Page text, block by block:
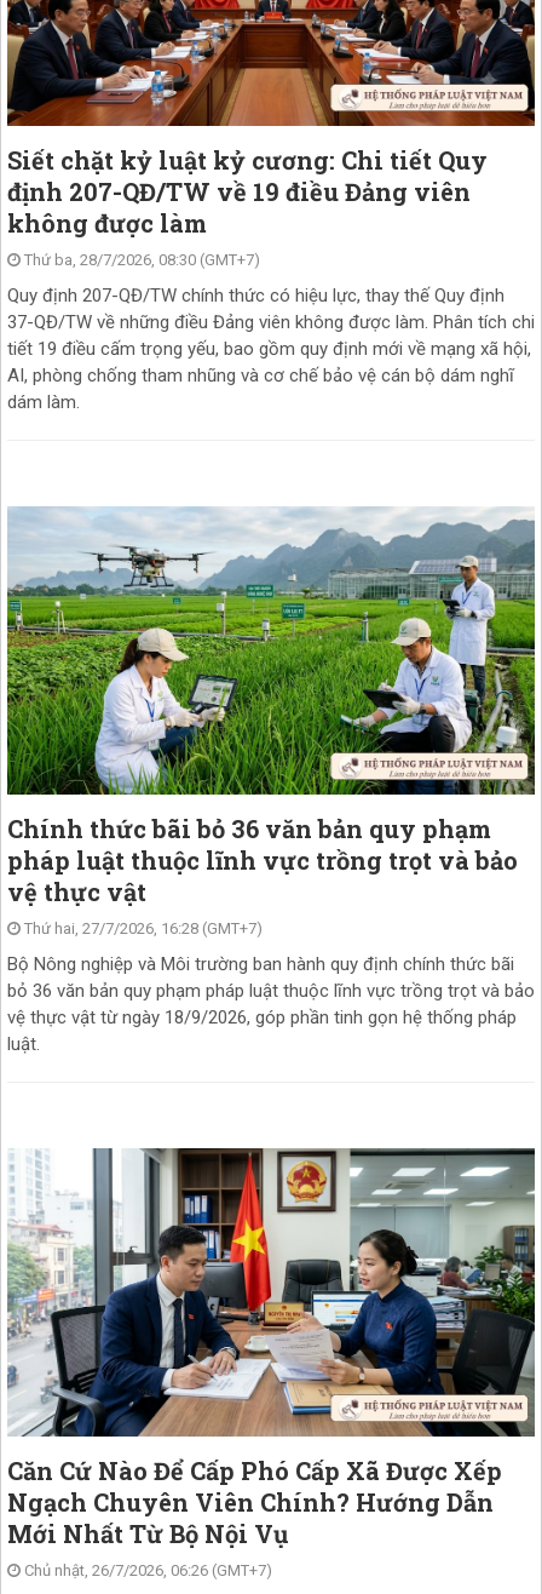
Siết chặt kỷ luật kỷ cương: Chi tiết Quy
định 207-QĐ/TW về 19 điều Đảng viên
không được làm
Thứ ba, 28/7/2026, 08:30 (GMT+7)
Quy định 207-QĐ/TW chính thức có hiệu lực, thay thế Quy định
37-QĐ/TW về những điều Đảng viên không được làm. Phân tích chi
tiết 19 điều cấm trọng yếu, bao gồm quy định mới về mạng xã hội,
AI, phòng chống tham nhũng và cơ chế bảo vệ cán bộ dám nghĩ
dám làm.
Chính thức bãi bỏ 36 văn bản quy phạm
pháp luật thuộc lĩnh vực trồng trọt và bảo
vệ thực vật
Thứ hai, 27/7/2026, 16:28 (GMT+7)
Bộ Nông nghiệp và Môi trường ban hành quy định chính thức bãi
bỏ 36 văn bản quy phạm pháp luật thuộc lĩnh vực trồng trọt và bảo
vệ thực vật từ ngày 18/9/2026, góp phần tinh gọn hệ thống pháp
luật.
Căn Cứ Nào Để Cấp Phó Cấp Xã Được Xếp
Ngạch Chuyên Viên Chính? Hướng Dẫn
Mới Nhất Từ Bộ Nội Vụ
Chủ nhật, 26/7/2026, 06:26 (GMT+7)